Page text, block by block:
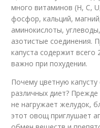
много витаминов (Н, С,
фосфор, кальций,
аминокислоты,
азотистые соединения.
капуста содержит всего
важно при похудении.
Почему цветную
различных диет?
не нагружает желудок,
этот овощ приглушает